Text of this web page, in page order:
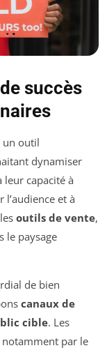
succès
un outil
dynamiser
leur capacité à
l’audience et à
outils de vente,
le paysage
de bien
canaux de
cible. Les
par le